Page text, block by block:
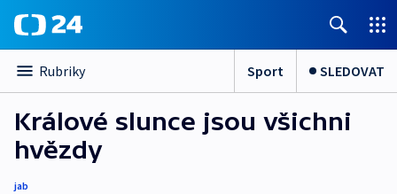
Rubriky Sport SLEDOVAT
Králové slunce jsou všichni
hvězdy
jab